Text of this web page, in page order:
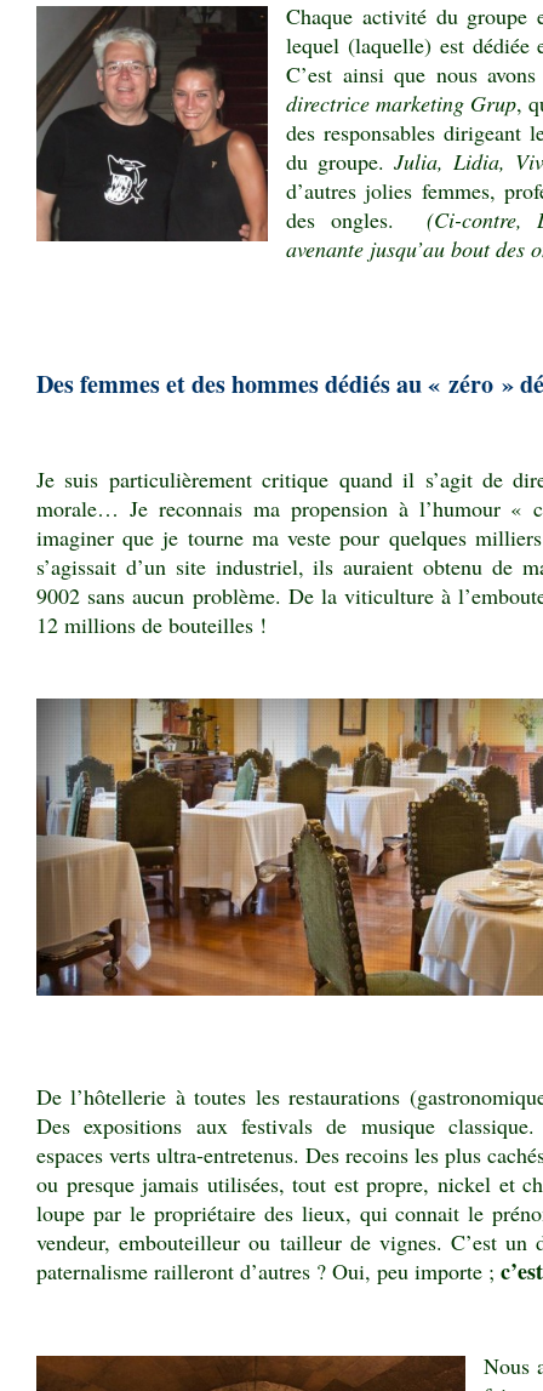
Chaque activité du groupe
lequel (laquelle) est dédiée
C’est ainsi que nous
directrice marketing Grup,
des responsables dirigeant
du groupe. Julia, Lidia,
d’autres jolies femmes,
des ongles.
(Ci-contre,
avenante jusqu’au bout des
Des femmes et des hommes dédiés au « zéro »
Je suis particulièrement critique quand il s’agit de
morale… Je reconnais ma propension à l’humour «
imaginer que je tourne ma veste pour quelques
s’agissait d’un site industriel, ils auraient obtenu de
9002 sans aucun problème. De la viticulture à
12 millions de bouteilles !
De l’hôtellerie à toutes les restaurations
Des expositions aux festivals de musique
espaces verts ultra-entretenus. Des recoins les plus
ou presque jamais utilisées, tout est propre, nickel et
loupe par le propriétaire des lieux, qui connait le
vendeur, embouteilleur ou tailleur de vignes. C’est
paternalisme railleront d’autres ? Oui, peu importe ;
Nous